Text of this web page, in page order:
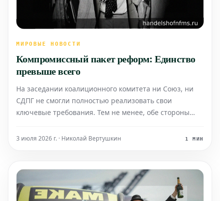
МИРОВЫЕ НОВОСТИ
Компромиссный пакет реформ: Единство
превыше всего
На заседании коалиционного комитета ни Союз, ни
СДПГ не смогли полностью реализовать свои
ключевые требования. Тем не менее, обе стороны
результатами.
3 июля 2026 г. · Николай Вертушкин 1 МИН